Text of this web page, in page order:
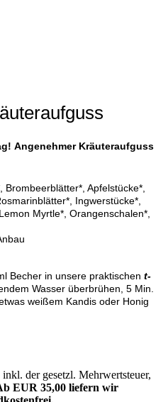
Angenehmer Kräuteraufguss
Brombeerblätter*, Apfelstücke*,
Ingwerstücke*,
Myrtle*, Orangenschalen*,
Becher in unsere praktischen t-
Wasser überbrühen, 5 Min.
weißem Kandis oder Honig
der gesetzl. Mehrwertsteuer,
EUR 35,00 liefern wir